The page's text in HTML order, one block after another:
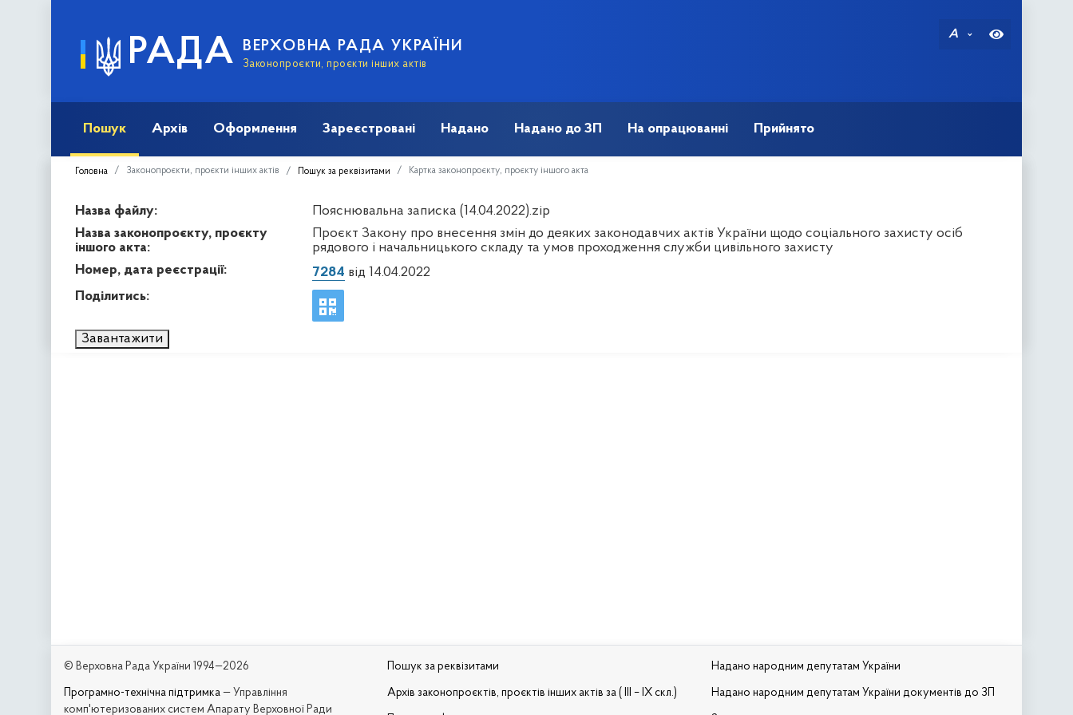
РАДА ВЕРХОВНА РАДА УКРАЇНИ
Законопроєкти, проєкти інших актів
A
Пошук Архів Оформлення Зареєстровані Надано Надано до ЗП На опрацюванні Прийнято
Головна Законопроєкти, проєкти інших актів Пошук за реквізитами Картка законопроєкту, проєкту іншого акта
Назва файлу:
Пояснювальна записка (14.04.2022).zip
Назва законопроєкту, проєкту
іншого акта:
Проєкт Закону про внесення змін до деяких законодавчих актів України щодо соціального захисту осіб
рядового і начальницького складу та умов проходження служби цивільного захисту
Номер, дата реєстрації:
7284 від 14.04.2022
Поділитись:
Завантажити
© Верховна Рада України 1994—2026
Програмно-технічна підтримка — Управління
комп'ютеризованих систем Апарату Верховної Ради
Пошук за реквізитами
Архів законопроєктів, проєктів інших актів за ( III – IX скл.)
Надано народним депутатам України
Надано народним депутатам України документів до ЗП